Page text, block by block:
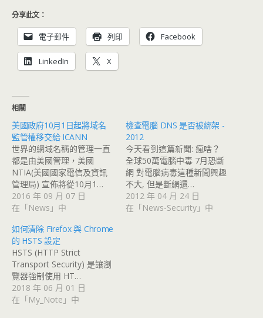
分享此文：
電子郵件 列印 Facebook
LinkedIn X
相關
美國政府10月1日起將域名
監管權移交給 ICANN
世界的網域名稱的管理一直
都是由美國管理，美國
NTIA(美國國家電信及資訊
管理局) 宣佈將從10月1…
2016 年 09 月 07 日
在「News」中
檢查電腦 DNS 是否被綁架 -
2012
今天看到這篇新聞: 瘋啥？
全球50萬電腦中毒 7月恐斷
網 對電腦病毒這種新聞興趣
不大, 但是斷網還…
2012 年 04 月 24 日
在「News-Security」中
如何清除 Firefox 與 Chrome
的 HSTS 設定
HSTS (HTTP Strict
Transport Security) 是讓瀏
覽器強制使用 HT…
2018 年 06 月 01 日
在「My_Note」中